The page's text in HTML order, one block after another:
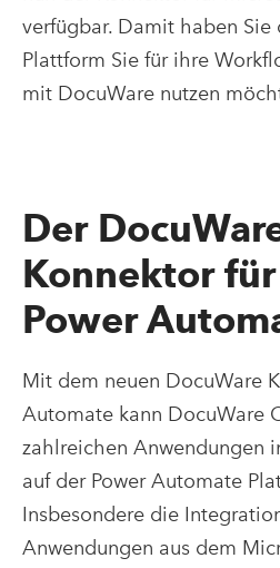
verfügbar. Damit haben Sie
Plattform Sie für ihre
mit DocuWare nutzen
Der
Konnektor
Power
Mit dem neuen DocuWare
Automate kann DocuWare
zahlreichen Anwendungen
auf der Power Automate
Insbesondere die
Anwendungen aus dem